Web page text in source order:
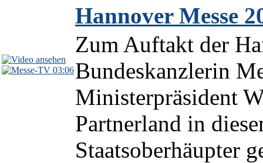
03:06
Hannover Messe
Zum Auftakt der
Bundeskanzlerin
Ministerpräsident
Partnerland in
Staatsoberhäupter